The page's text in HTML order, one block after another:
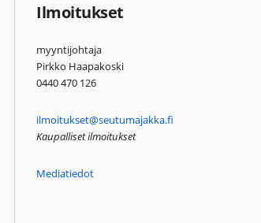
Ilmoitukset
myyntijohtaja
Pirkko Haapakoski
0440 470 126
ilmoitukset@seutumajakka.fi
Kaupalliset ilmoitukset
Mediatiedot